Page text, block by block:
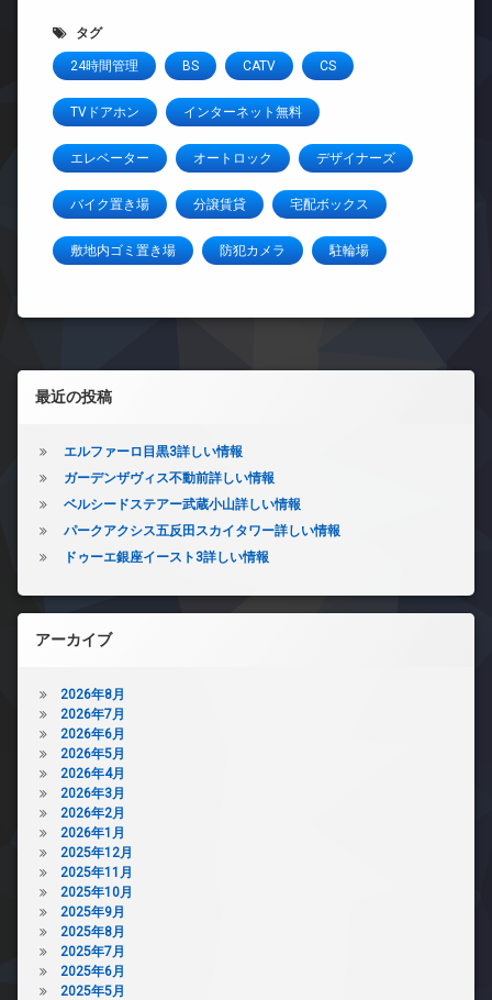
タグ
24時間管理 BS CATV CS
TVドアホン インターネット無料
エレベーター オートロック デザイナーズ
バイク置き場 分譲賃貸 宅配ボックス
敷地内ゴミ置き場 防犯カメラ 駐輪場
左サイドバー
最近の投稿
エルファーロ目黒3詳しい情報
ガーデンザヴィス不動前詳しい情報
ベルシードステアー武蔵小山詳しい情報
パークアクシス五反田スカイタワー詳しい情報
ドゥーエ銀座イースト3詳しい情報
アーカイブ
2026年8月
2026年7月
2026年6月
2026年5月
2026年4月
2026年3月
2026年2月
2026年1月
2025年12月
2025年11月
2025年10月
2025年9月
2025年8月
2025年7月
2025年6月
2025年5月